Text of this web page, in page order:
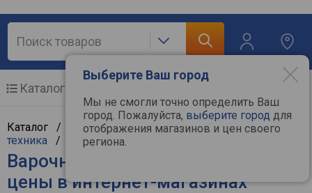
Выберите Ваш город
Мы не смогли точно определить Ваш
город. Пожалуйста, выберите город для
отображения магазинов и цен своего
региона.
Каталог
Каталог / Крупная бытовая техника/Встраиваемая
техника / Варочные поверхности
Варочные поверхности Darina -
цены в интернет-магазинах